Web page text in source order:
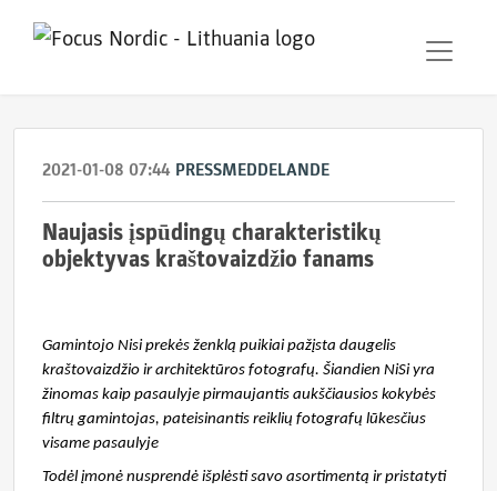
2021-01-08 07:44 PRESSMEDDELANDE
Naujasis įspūdingų charakteristikų
objektyvas kraštovaizdžio fanams
Gamintojo Nisi prekės ženklą puikiai pažįsta daugelis
kraštovaizdžio ir architektūros fotografų. Šiandien NiSi yra
žinomas kaip pasaulyje pirmaujantis aukščiausios kokybės
filtrų gamintojas, pateisinantis reiklių fotografų lūkesčius
visame pasaulyje
Todėl įmonė nusprendė išplėsti savo asortimentą ir pristatyti